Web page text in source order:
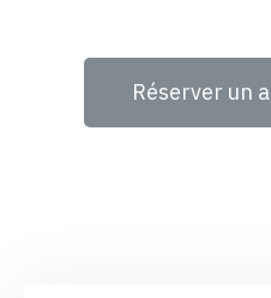
Réserver un